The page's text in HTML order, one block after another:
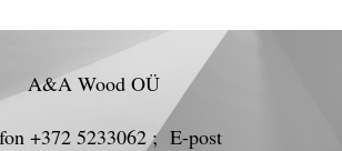
A&A Wood OÜ
+372 5233062 ; E-post